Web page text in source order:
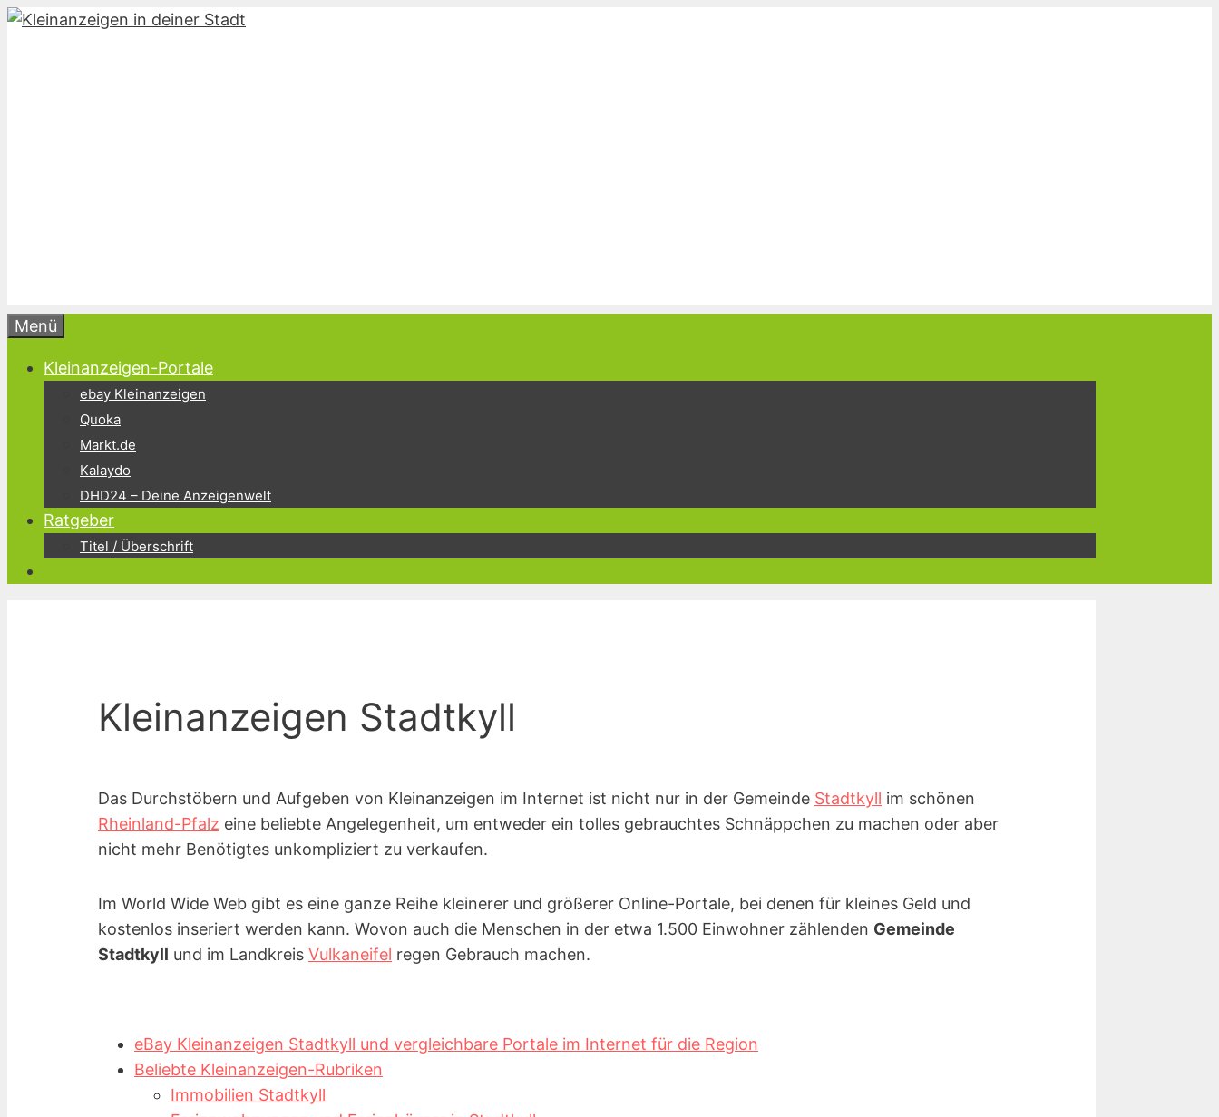
Zum
Menü
Kleinanzeigen-Portale
ebay Kleinanzeigen
Quoka
Markt.de
Kalaydo
DHD24 – Deine Anzeigenwelt
Ratgeber
Titel / Überschrift
Kleinanzeigen Stadtkyll
Das Durchstöbern und Aufgeben von Kleinanzeigen im Internet ist nicht nur in der Gemeinde Stadtkyll im schönen
Rheinland-Pfalz eine beliebte Angelegenheit, um entweder ein tolles gebrauchtes Schnäppchen zu machen oder aber
nicht mehr Benötigtes unkompliziert zu verkaufen.
Im World Wide Web gibt es eine ganze Reihe kleinerer und größerer Online-Portale, bei denen für kleines Geld und
kostenlos inseriert werden kann. Wovon auch die Menschen in der etwa 1.500 Einwohner zählenden Gemeinde
Stadtkyll und im Landkreis Vulkaneifel regen Gebrauch machen.
eBay Kleinanzeigen Stadtkyll und vergleichbare Portale im Internet für die Region
Beliebte Kleinanzeigen-Rubriken
Immobilien Stadtkyll